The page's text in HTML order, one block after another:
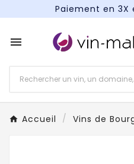
Paiement en 3X
Paiement en 3X

Accueil Vins de